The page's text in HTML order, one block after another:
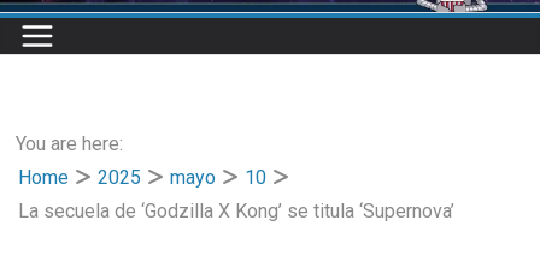
You are here:
Home
2025 mayo
10
La secuela de ‘Godzilla X Kong’ se titula ‘Supernova’